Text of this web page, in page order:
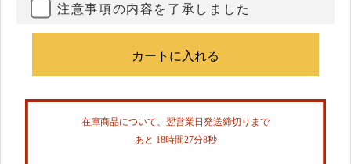
注意事項の内容を了承しました
在庫商品について、翌営業日発送締切りまで
あと 18時間27分7秒